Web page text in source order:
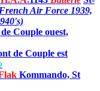
Air Force 1939,
Couple ouest,
de Couple est
Kommando, St